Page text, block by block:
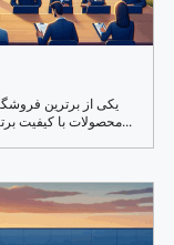
محصولات با کیفیت برتر را با قیمت‌های استثنایی پایین ارائه می‌دهد. با بیش از...